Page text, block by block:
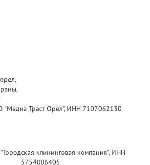
"Медиа Траст Орёл", ИНН 7107062130
клининговая компания", ИНН
5754006405